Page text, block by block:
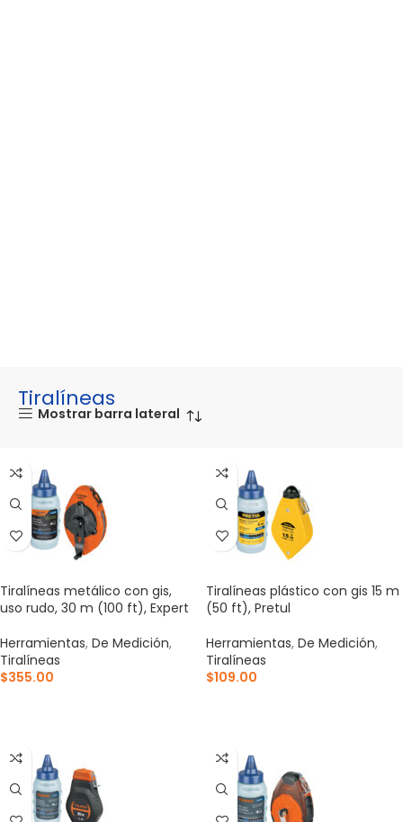
Tiralíneas
Mostrar barra lateral
Tiralíneas metálico con gis,
uso rudo, 30 m (100 ft), Expert
Herramientas, De Medición,
Tiralíneas
$355.00
Tiralíneas plástico con gis 15 m
(50 ft), Pretul
Herramientas, De Medición,
Tiralíneas
$109.00